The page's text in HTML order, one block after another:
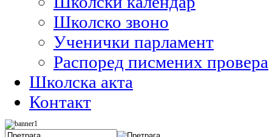
Школско звоно
Ученички парламент
Распоред писмених провера
Школска акта
Контакт